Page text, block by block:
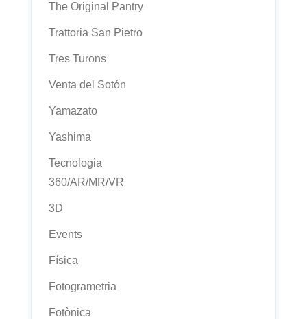
The Original Pantry
Trattoria San Pietro
Tres Turons
Venta del Sotón
Yamazato
Yashima
Tecnologia
360/AR/MR/VR
3D
Events
Física
Fotogrametria
Fotònica